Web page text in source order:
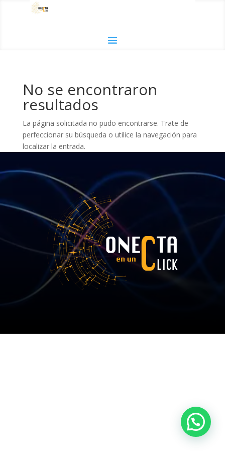
No se encontraron
resultados
La página solicitada no pudo encontrarse. Trate de
perfeccionar su búsqueda o utilice la navegación para
localizar la entrada.